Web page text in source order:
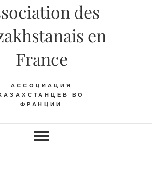
des
en
France
АССОЦИАЦИЯ
ВО
ФРАНЦИИ